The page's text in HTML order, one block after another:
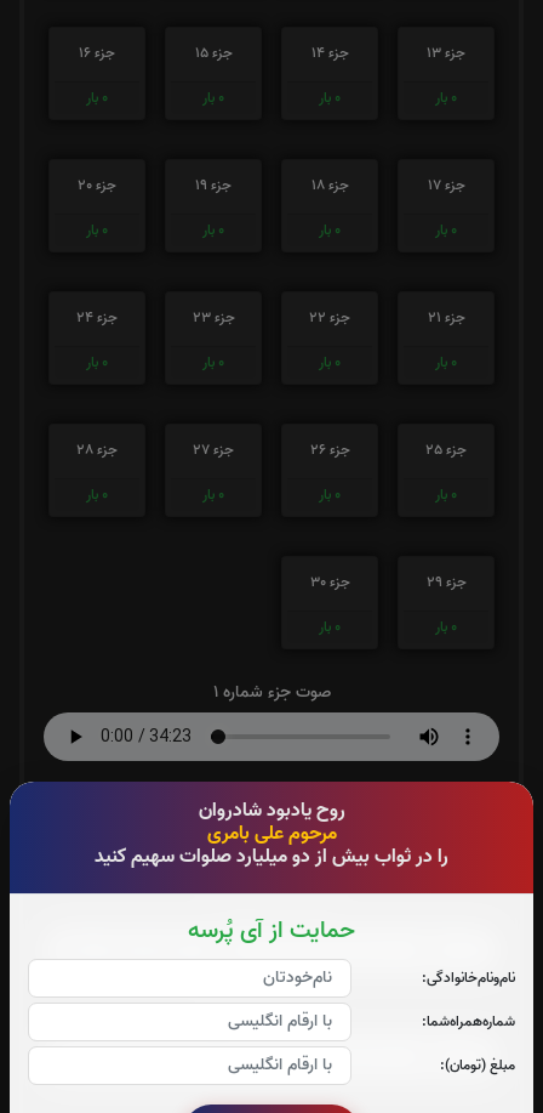
روح یادبود شادروان
مرحوم علی بامری
را در ثواب بیش از دو میلیارد صلوات سهیم کنید
حمایت از آی پُرسه
نام‌و‌نام‌خانوادگی:
شماره‌همراه‌شما:
مبلغ (تومان):
جزء 13
0 بار
جزء 14
0 بار
جزء 15
0 بار
جزء 16
0 بار
جزء 17
0 بار
جزء 18
0 بار
جزء 19
0 بار
جزء 20
0 بار
جزء 21
0 بار
جزء 22
0 بار
جزء 23
0 بار
جزء 24
0 بار
جزء 25
0 بار
جزء 26
0 بار
جزء 27
0 بار
جزء 28
0 بار
جزء 29
0 بار
جزء 30
0 بار
صوت جزء شماره 1
صوت جزء شماره 2
صوت جزء شماره 4